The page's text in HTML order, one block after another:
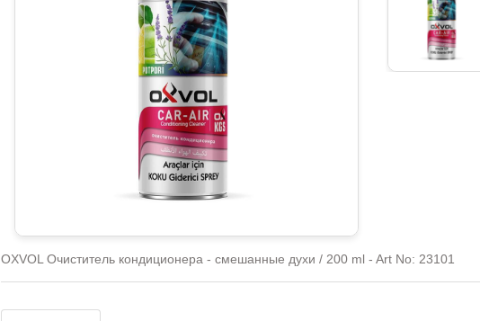
OXVOL Очиститель кондиционера - смешанные духи / 200 ml - Art No: 23101